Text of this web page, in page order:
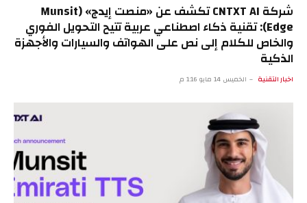
شركة CNTXT AI تكشف عن «منصت إيدج» (Munsit
Edge): تقنية ذكاء اصطناعي عربية تتيح التحويل الفوري
والخاص للكلام إلى نص على الهواتف والسيارات والأجهزة
الذكية
اخبار التقنية الخميس 14 مايو 1:16 م